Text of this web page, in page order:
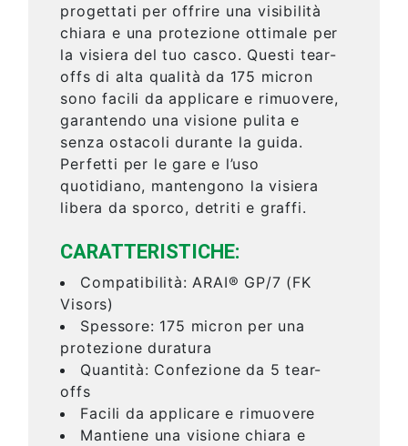
progettati per offrire una visibilità
chiara e una protezione ottimale per
la visiera del tuo casco. Questi tear-
offs di alta qualità da 175 micron
sono facili da applicare e rimuovere,
garantendo una visione pulita e
senza ostacoli durante la guida.
Perfetti per le gare e l’uso
quotidiano, mantengono la visiera
libera da sporco, detriti e graffi.
CARATTERISTICHE:
Compatibilità: ARAI® GP/7 (FK
Visors)
Spessore: 175 micron per una
protezione duratura
Quantità: Confezione da 5 tear-
offs
Facili da applicare e rimuovere
Mantiene una visione chiara e